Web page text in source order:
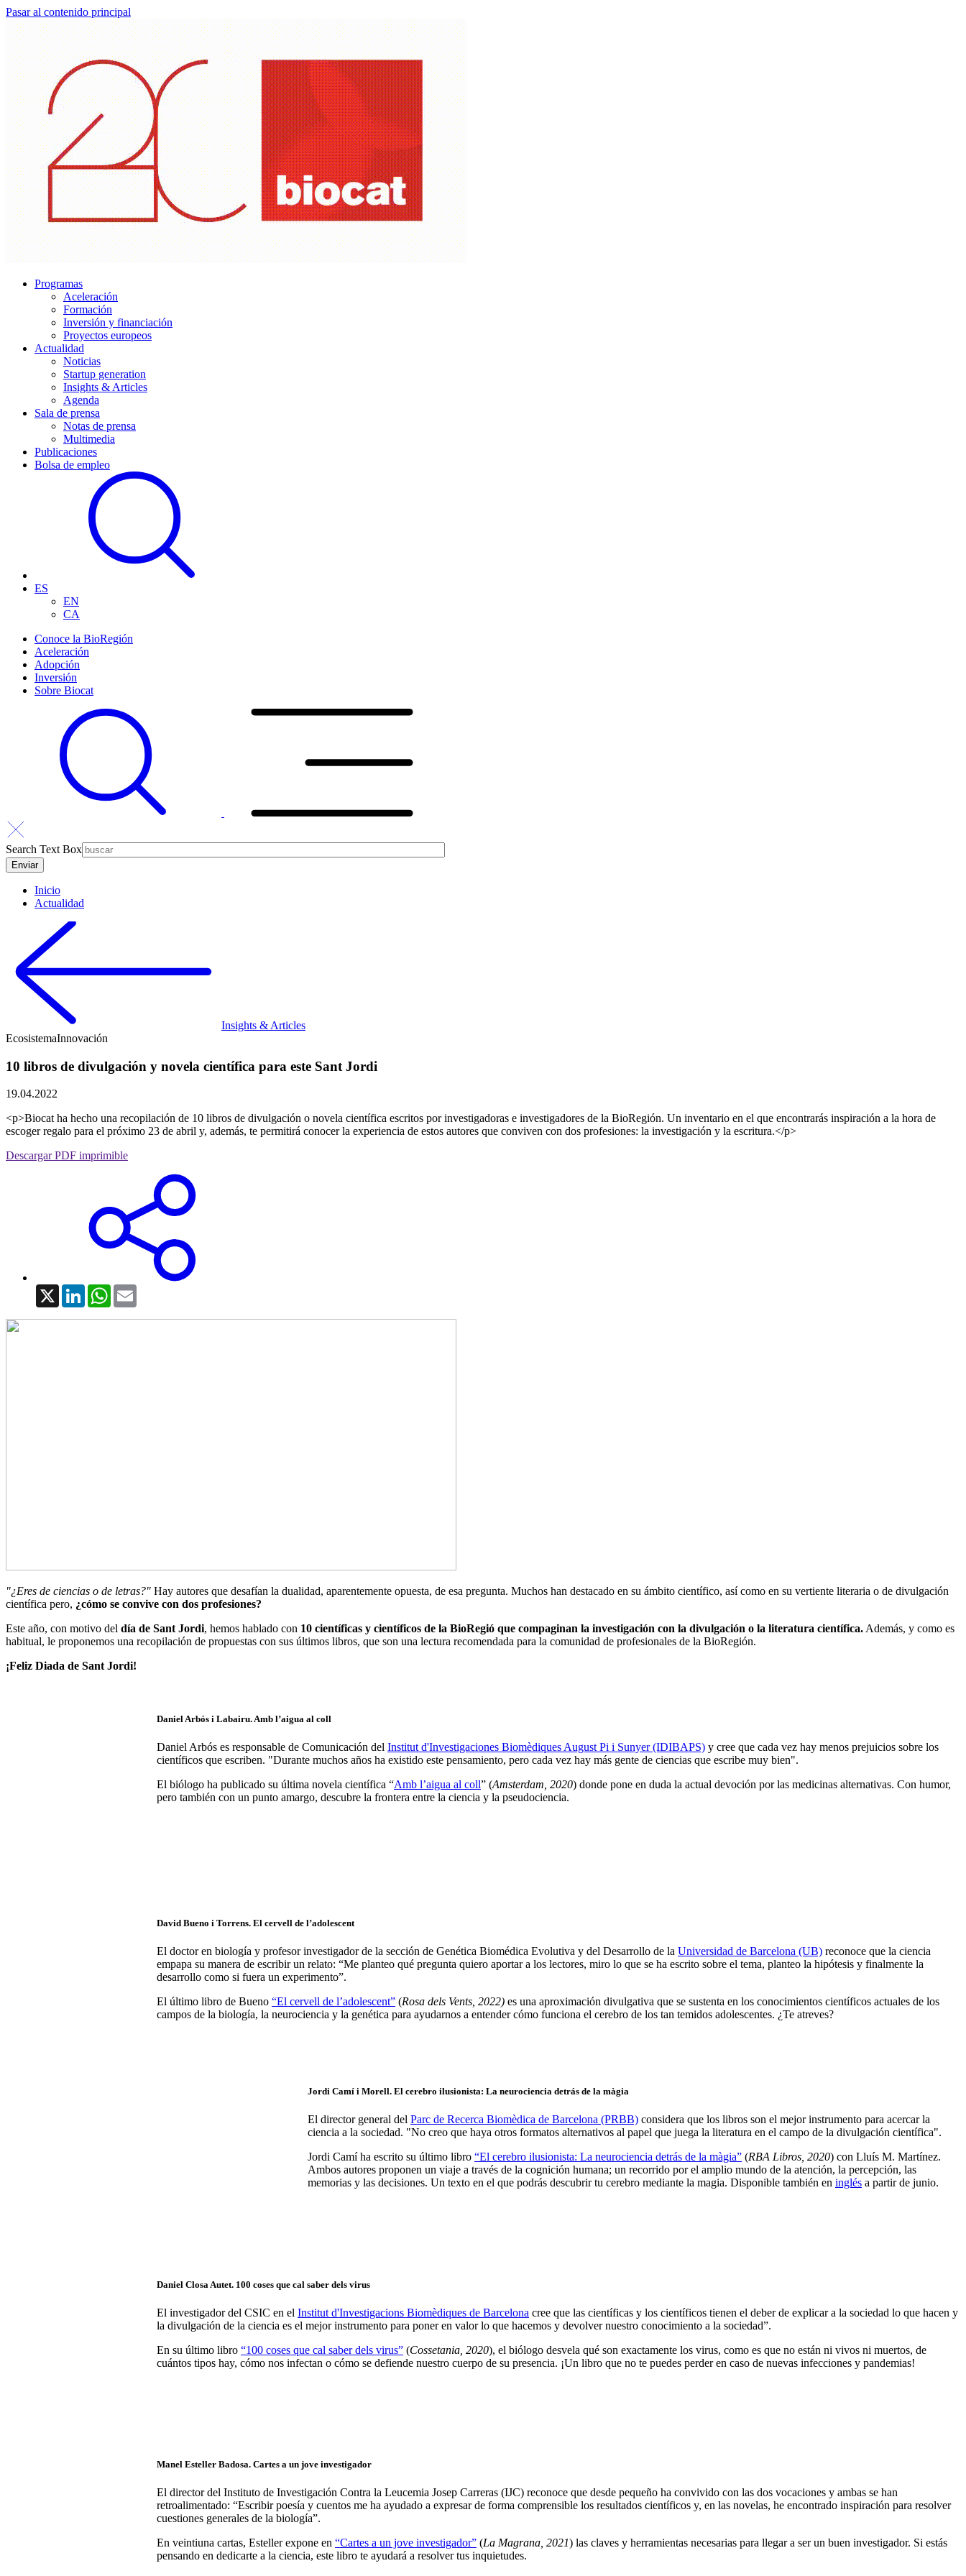
Pasar al contenido principal
Programas
Aceleración
Formación
Inversión y financiación
Proyectos europeos
Actualidad
Noticias
Startup generation
Insights & Articles
Agenda
Sala de prensa
Notas de prensa
Multimedia
Publicaciones
Bolsa de empleo
ES
EN
CA
Conoce la BioRegión
Aceleración
Adopción
Inversión
Sobre Biocat
Search Text Box
Inicio
Actualidad
Insights & Articles
EcosistemaInnovación
10 libros de divulgación y novela científica para este Sant Jordi
19.04.2022
<p>Biocat ha hecho una recopilación de 10 libros de divulgación o novela científica escritos por investigadoras e investigadores de la BioRegión. Un inventario en el que encontrarás inspiración a la hora de
escoger regalo para el próximo 23 de abril y, además, te permitirá conocer la experiencia de estos autores que conviven con dos profesiones: la investigación y la escritura.</p>
Descargar PDF imprimible
X LinkedInWhatsApp
"¿Eres de ciencias o de letras?" Hay autores que desafían la dualidad, aparentemente opuesta, de esa pregunta. Muchos han destacado en su ámbito científico, así como en su vertiente literaria o de divulgación
científica pero, ¿cómo se convive con dos profesiones?
Este año, con motivo del día de Sant Jordi, hemos hablado con 10 científicas y científicos de la BioRegió que compaginan la investigación con la divulgación o la literatura científica.Además, y como es
habitual, le proponemos una recopilación de propuestas con sus últimos libros, que son una lectura recomendada para la comunidad de profesionales de la BioRegión.
¡Feliz Diada de Sant Jordi!
Daniel Arbós i Labairu. Amb l’aigua al coll
Daniel Arbós es responsable de Comunicación del Institut d'Investigaciones Biomèdiques August Pi i Sunyer (IDIBAPS) y cree que cada vez hay menos prejuicios sobre los
científicos que escriben. "Durante muchos años ha existido este pensamiento, pero cada vez hay más gente de ciencias que escribe muy bien".
El biólogo ha publicado su última novela científica “Amb l’aigua al coll” (Amsterdam, 2020) donde pone en duda la actual devoción por las medicinas alternativas. Con humor,
pero también con un punto amargo, descubre la frontera entre la ciencia y la pseudociencia.
David Bueno i Torrens. El cervell de l’adolescent
El doctor en biología y profesor investigador de la sección de Genética Biomédica Evolutiva y del Desarrollo de la Universidad de Barcelona (UB) reconoce que la ciencia
empapa su manera de escribir un relato: “Me planteo qué pregunta quiero aportar a los lectores, miro lo que se ha escrito sobre el tema, planteo la hipótesis y finalmente la
desarrollo como si fuera un experimento”.
El último libro de Bueno “El cervell de l’adolescent” (Rosa dels Vents, 2022) es una aproximación divulgativa que se sustenta en los conocimientos científicos actuales de los
campos de la biología, la neurociencia y la genética para ayudarnos a entender cómo funciona el cerebro de los tan temidos adolescentes. ¿Te atreves?
Jordi Camí i Morell. El cerebro ilusionista: La neurociencia detrás de la màgia
El director general del Parc de Recerca Biomèdica de Barcelona (PRBB) considera que los libros son el mejor instrumento para acercar la
ciencia a la sociedad. "No creo que haya otros formatos alternativos al papel que juega la literatura en el campo de la divulgación científica".
Jordi Camí ha escrito su último libro “El cerebro ilusionista: La neurociencia detrás de la màgia” (RBA Libros, 2020) con Lluís M. Martínez.
Ambos autores proponen un viaje a través de la cognición humana; un recorrido por el amplio mundo de la atención, la percepción, las
memorias y las decisiones. Un texto en el que podrás descubrir tu cerebro mediante la magia. Disponible también en inglés a partir de junio.
Daniel Closa Autet. 100 coses que cal saber dels virus
El investigador del CSIC en el Institut d'Investigacions Biomèdiques de Barcelona cree que las científicas y los científicos tienen el deber de explicar a la sociedad lo que hacen y
la divulgación de la ciencia es el mejor instrumento para poner en valor lo que hacemos y devolver nuestro conocimiento a la sociedad”.
En su último libro “100 coses que cal saber dels virus” (Cossetania, 2020), el biólogo desvela qué son exactamente los virus, como es que no están ni vivos ni muertos, de
cuántos tipos hay, cómo nos infectan o cómo se defiende nuestro cuerpo de su presencia. ¡Un libro que no te puedes perder en caso de nuevas infecciones y pandemias!
Manel Esteller Badosa. Cartes a un jove investigador
El director del Instituto de Investigación Contra la Leucemia Josep Carreras (IJC) reconoce que desde pequeño ha convivido con las dos vocaciones y ambas se han
retroalimentado: “Escribir poesía y cuentos me ha ayudado a expresar de forma comprensible los resultados científicos y, en las novelas, he encontrado inspiración para resolver
cuestiones generales de la biología”.
En veintiuna cartas, Esteller expone en “Cartes a un jove investigador” (La Magrana, 2021) las claves y herramientas necesarias para llegar a ser un buen investigador. Si estás
pensando en dedicarte a la ciencia, este libro te ayudará a resolver tus inquietudes.